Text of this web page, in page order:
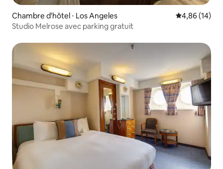
Chambre d'hôtel ⋅ Los Angeles Évaluation
4,86 (14)
Studio Melrose avec parking gratuit